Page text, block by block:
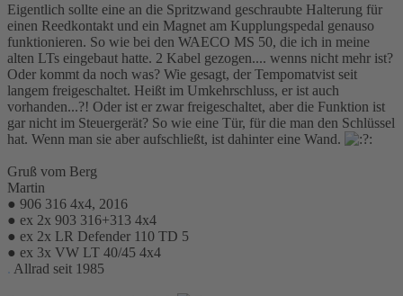
Eigentlich sollte eine an die Spritzwand geschraubte Halterung für
einen Reedkontakt und ein Magnet am Kupplungspedal genauso
funktionieren. So wie bei den WAECO MS 50, die ich in meine
alten LTs eingebaut hatte. 2 Kabel gezogen.... wenns nicht mehr ist?
Oder kommt da noch was? Wie gesagt, der Tempomatvist seit
langem freigeschaltet. Heißt im Umkehrschluss, er ist auch
vorhanden...?! Oder ist er zwar freigeschaltet, aber die Funktion ist
gar nicht im Steuergerät? So wie eine Tür, für die man den Schlüssel
hat. Wenn man sie aber aufschließt, ist dahinter eine Wand.
Gruß vom Berg
Martin
● 906 316 4x4, 2016
● ex 2x 903 316+313 4x4
● ex 2x LR Defender 110 TD 5
● ex 3x VW LT 40/45 4x4
. Allrad seit 1985